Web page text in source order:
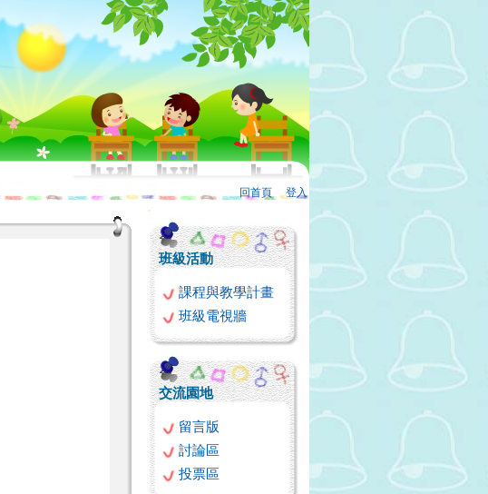
回首頁 、登入
:::
班級活動
課程與教學計畫
班級電視牆
交流園地
留言版
討論區
投票區